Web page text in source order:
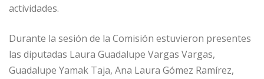
actividades.
Durante la sesión de la Comisión estuvieron presentes
las diputadas Laura Guadalupe Vargas Vargas,
Guadalupe Yamak Taja, Ana Laura Gómez Ramírez,